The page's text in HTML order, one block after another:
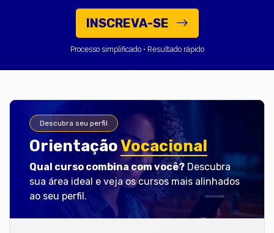
INSCREVA-SE
Processo simplificado • Resultado rápido
Descubra seu perfil
OrientaçãoVocacional
Qual curso combina com você? Descubra
sua área ideal e veja os cursos mais alinhados
ao seu perfil.